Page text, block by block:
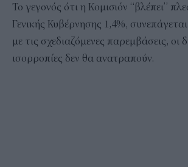
Το γεγονός ότι η Κομισιόν “βλέπει”
Γενικής Κυβέρνησης 1,4%,
με τις σχεδιαζόμενες παρεμβάσεις, οι
ισορροπίες δεν θα ανατραπούν.